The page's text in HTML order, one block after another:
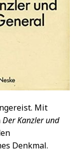
Mit
Der Kanzler und
Denkmal.